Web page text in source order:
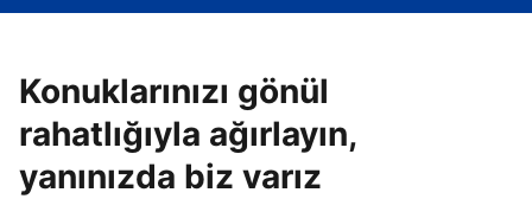
Konuklarınızı gönül
rahatlığıyla ağırlayın,
yanınızda biz varız